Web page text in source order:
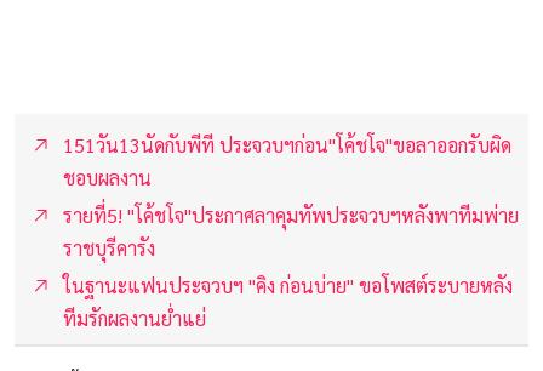
151วัน13นัดกับพีที ประจวบฯก่อน"โค้ชโจ"ขอลาออกรับผิด
ชอบผลงาน
รายที่5! "โค้ชโจ"ประกาศลาคุมทัพประจวบฯหลังพาทีมพ่าย
ราชบุรีคารัง
ในฐานะแฟนประจวบฯ "คิง ก่อนบ่าย" ขอโพสต์ระบายหลัง
ทีมรักผลงานย่ำแย่